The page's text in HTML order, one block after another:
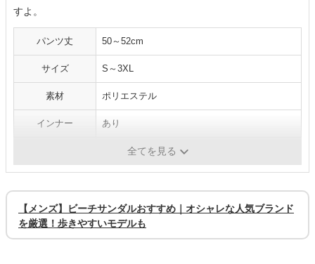
すよ。
パンツ丈 50～52cm
サイズ S～3XL
素材 ポリエステル
インナー あり
全てを見る
【メンズ】ビーチサンダルおすすめ｜オシャレな人気ブランド
を厳選！歩きやすいモデルも